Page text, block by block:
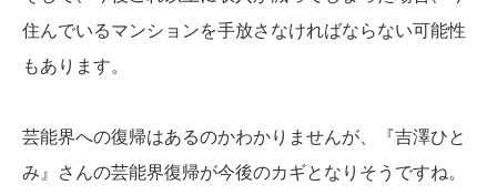
住んでいるマンションを手放さなければならない可能性
もあります。
芸能界への復帰はあるのかわかりませんが、『吉澤ひと
み』さんの芸能界復帰が今後のカギとなりそうですね。